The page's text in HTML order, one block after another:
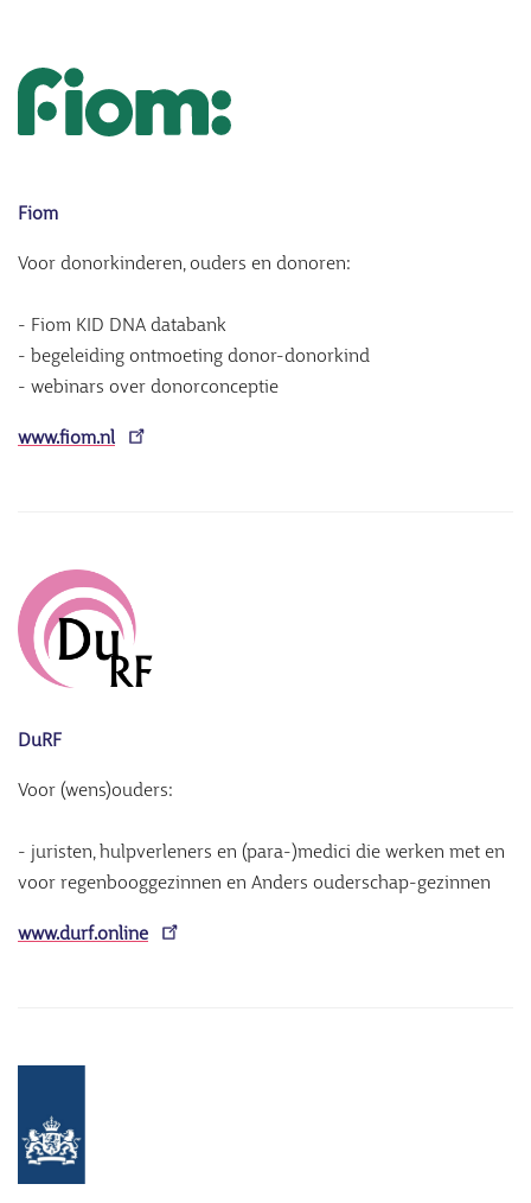
Fiom
Voor donorkinderen, ouders en donoren:
- Fiom KID DNA databank
- begeleiding ontmoeting donor-donorkind
- webinars over donorconceptie
www.fiom.nl
DuRF
Voor (wens)ouders:
- juristen, hulpverleners en (para-)medici die werken met en
voor regenbooggezinnen en Anders ouderschap-gezinnen
www.durf.online